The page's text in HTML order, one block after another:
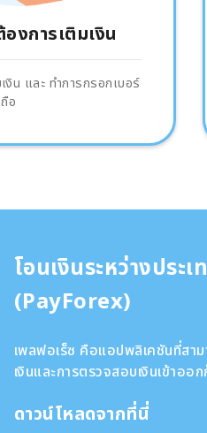
งการเติมเงิน
งิน และ ทำการกรอกเบอร์
อ
โอนเงินระหว่างปร
(PayForex)
เพลฟอเร็ซ คือแอปพลิเคชันที่สาม
เงินและการตรวจสอบเงินเข้าออ
ดาวน์โหลดจากที่นี่